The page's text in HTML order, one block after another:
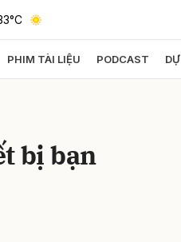
PHIM TÀI LIỆU PODCAST
bị bạn